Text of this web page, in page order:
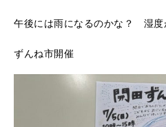
午後には雨になるのかな？ 湿度
ずんね市開催